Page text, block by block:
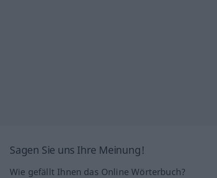
Sagen Sie uns Ihre Meinung!
Wie gefällt Ihnen das Online Wörterbuch?